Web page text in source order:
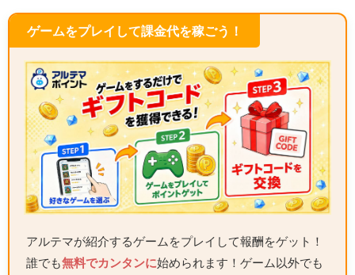
ゲームをプレイして課金代を稼ごう！
アルテマが紹介するゲームをプレイして報酬をゲット！
誰でも無料でカンタンに始められます！ゲーム以外でも